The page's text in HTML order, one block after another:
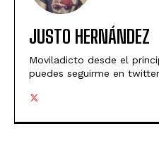
JUSTO HERNÁNDEZ
Moviladicto desde el
puedes seguirme en